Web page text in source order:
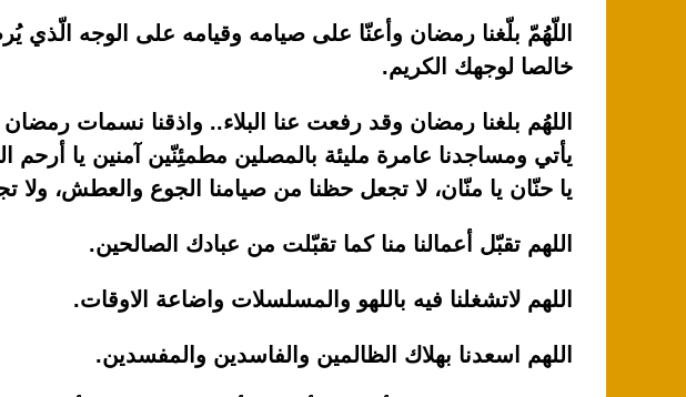
اللّهُمّ بلّغنا رمضان وأعنّا على صيامه وقيامه على الوجه الّذي
خالصا لوجهك الكريم.
اللهُم بلغنا رمضان وقد رفعت عنا البلاء.. واذقنا نسمات
يأتي ومساجدنا عامرة مليئة بالمصلين مطمئِنّين آمنين يا أرحم
يا حنّان يا منّان، لا تجعل حظنا من صيامنا الجوع والعطش، ولا
اللهم تقبّل أعمالنا منا كما تقبّلت من عبادك الصالحين.
اللهم لاتشغلنا فيه باللهو والمسلسلات واضاعة الاوقات.
اللهم اسعدنا بهلاك الظالمين والفاسدين والمفسدين.